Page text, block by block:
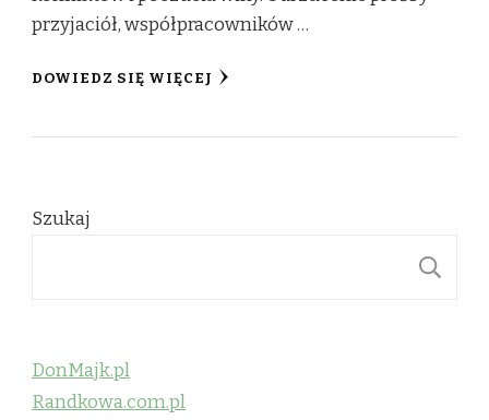
przyjaciół, współpracowników …
DOWIEDZ SIĘ WIĘCEJ
Szukaj
DonMajk.pl
Randkowa.com.pl